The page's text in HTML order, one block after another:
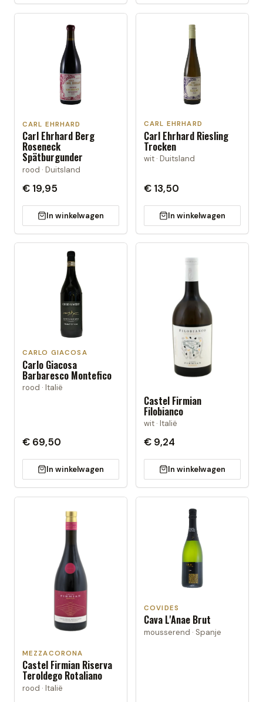
CARL EHRHARD
Carl Ehrhard Berg
Roseneck
Spätburgunder
rood · Duitsland
€ 19,95
In winkelwagen
CARL EHRHARD
Carl Ehrhard Riesling
Trocken
wit · Duitsland
€ 13,50
In winkelwagen
CARLO GIACOSA
Carlo Giacosa
Barbaresco Montefico
rood · Italië
€ 69,50
In winkelwagen
Castel Firmian
Filobianco
wit · Italië
€ 9,24
In winkelwagen
MEZZACORONA
Castel Firmian Riserva
Teroldego Rotaliano
rood · Italië
COVIDES
Cava L'Anae Brut
mousserend · Spanje